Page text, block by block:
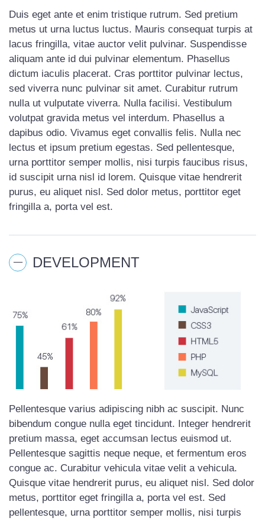
Duis eget ante et enim tristique rutrum. Sed pretium
metus ut urna luctus luctus. Mauris consequat turpis at
lacus fringilla, vitae auctor velit pulvinar. Suspendisse
aliquam ante id dui pulvinar elementum. Phasellus
dictum iaculis placerat. Cras porttitor pulvinar lectus,
sed viverra nunc pulvinar sit amet. Curabitur rutrum
nulla ut vulputate viverra. Nulla facilisi. Vestibulum
volutpat gravida metus vel interdum. Phasellus a
dapibus odio. Vivamus eget convallis felis. Nulla nec
lectus et ipsum pretium egestas. Sed pellentesque,
urna porttitor semper mollis, nisi turpis faucibus risus,
id suscipit urna nisl id lorem. Quisque vitae hendrerit
purus, eu aliquet nisl. Sed dolor metus, porttitor eget
fringilla a, porta vel est.
DEVELOPMENT
Pellentesque varius adipiscing nibh ac suscipit. Nunc
bibendum congue nulla eget tincidunt. Integer hendrerit
pretium massa, eget accumsan lectus euismod ut.
Pellentesque sagittis neque neque, et fermentum eros
congue ac. Curabitur vehicula vitae velit a vehicula.
Quisque vitae hendrerit purus, eu aliquet nisl. Sed dolor
metus, porttitor eget fringilla a, porta vel est. Sed
pellentesque, urna porttitor semper mollis, nisi turpis